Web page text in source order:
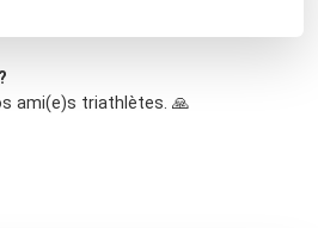
ami(e)s triathlètes. 🙏